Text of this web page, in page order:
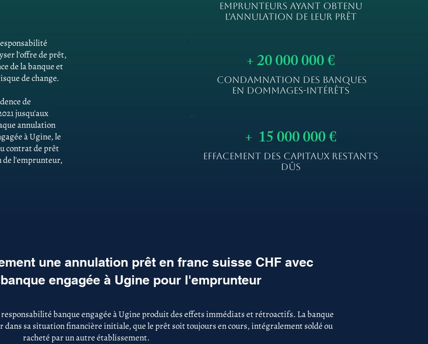
l'offre de prêt,
de la banque et
de change.
de
jusqu'aux
annulation
à Ugine, le
contrat de prêt
de l'emprunteur,
EMPRUNTEURS AYANT OBTENU
L'ANNULATION DE LEUR PRÊT
+ 20 000 000 €
CONDAMNATION DES BANQUES
EN DOMMAGES-INTÉRÊTS
+ 15 000 000 €
EFFACEMENT DES CAPITAUX RESTANTS
DÛS
une annulation prêt en franc suisse CHF avec
engagée à Ugine pour l'emprunteur
banque engagée à Ugine produit des effets immédiats et rétroactifs. La banque
sa situation financière initiale, que le prêt soit toujours en cours, intégralement soldé ou
racheté par un autre établissement.